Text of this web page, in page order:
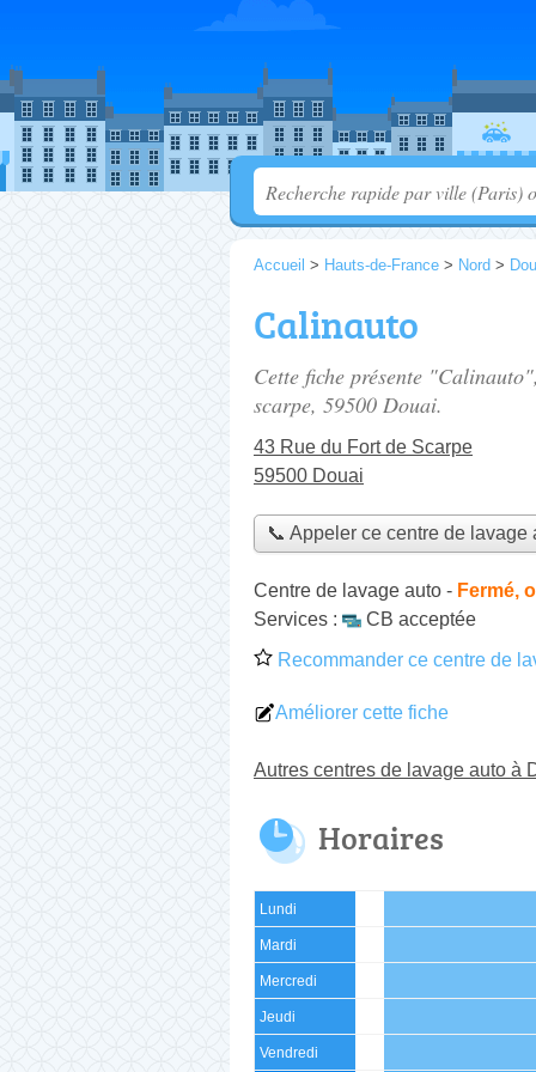
Accueil > Hauts-de-France > Nord >
Calinauto
Cette fiche présente
scarpe, 59500 Douai.
43 Rue du Fort de Scarpe
59500 Douai
📞 Appeler ce centre de lavage
Centre de lavage auto - Fermé,
Services :
CB acceptée
Recommander ce centre de
Améliorer cette fiche
Autres centres de lavage auto à
Horaires
Lundi
Mardi
Mercredi
Jeudi
Vendredi